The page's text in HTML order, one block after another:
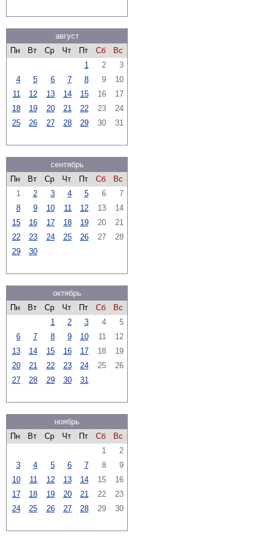
август
Пн
Вт Ср Чт Пт Сб
Вс
1
2
3
4
5 6 7 8 9
10
11
12 13 14 15 16
17
18
19 20 21 22 23
24
25
26 27 28 29 30 31
сентябрь
Пн
Вт Ср Чт Пт Сб
Вс
1
2 3 4 5 6
7
8
9 10 11 12 13
14
15
16 17 18 19 20
21
22
23 24 25 26 27
28
29
30
октябрь
Пн
Вт Ср Чт Пт Сб
Вс
1
2 3 4
5
6
7 8 9 10 11
12
13
14 15 16 17 18
19
20
21 22 23 24 25
26
27
28 29 30 31
ноябрь
Пн
Вт Ср Чт Пт Сб
Вс
1
2
3
4 5 6 7 8
9
10
11 12 13 14 15
16
17
18 19 20 21 22
23
24
25 26 27 28 29 30